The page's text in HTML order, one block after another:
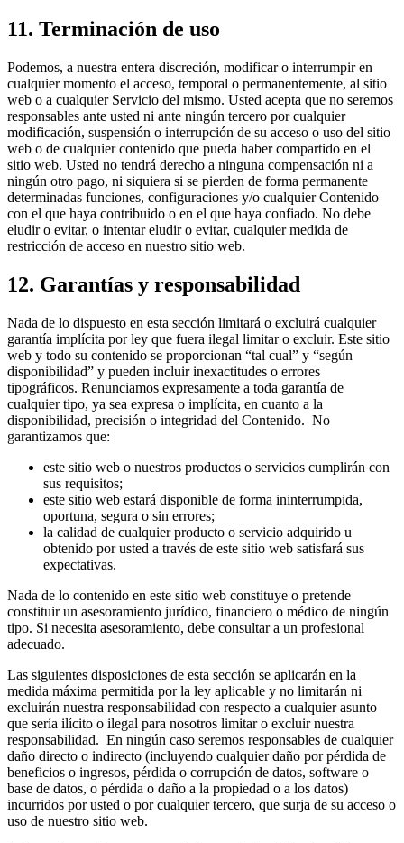
11. Terminación de uso
Podemos, a nuestra entera discreción, modificar o interrumpir en
cualquier momento el acceso, temporal o permanentemente, al sitio
web o a cualquier Servicio del mismo. Usted acepta que no seremos
responsables ante usted ni ante ningún tercero por cualquier
modificación, suspensión o interrupción de su acceso o uso del sitio
web o de cualquier contenido que pueda haber compartido en el
sitio web. Usted no tendrá derecho a ninguna compensación ni a
ningún otro pago, ni siquiera si se pierden de forma permanente
determinadas funciones, configuraciones y/o cualquier Contenido
con el que haya contribuido o en el que haya confiado. No debe
eludir o evitar, o intentar eludir o evitar, cualquier medida de
restricción de acceso en nuestro sitio web.
12. Garantías y responsabilidad
Nada de lo dispuesto en esta sección limitará o excluirá cualquier
garantía implícita por ley que fuera ilegal limitar o excluir. Este sitio
web y todo su contenido se proporcionan “tal cual” y “según
disponibilidad” y pueden incluir inexactitudes o errores
tipográficos. Renunciamos expresamente a toda garantía de
cualquier tipo, ya sea expresa o implícita, en cuanto a la
disponibilidad, precisión o integridad del Contenido. No
garantizamos que:
este sitio web o nuestros productos o servicios cumplirán con
sus requisitos;
este sitio web estará disponible de forma ininterrumpida,
oportuna, segura o sin errores;
la calidad de cualquier producto o servicio adquirido u
obtenido por usted a través de este sitio web satisfará sus
expectativas.
Nada de lo contenido en este sitio web constituye o pretende
constituir un asesoramiento jurídico, financiero o médico de ningún
tipo. Si necesita asesoramiento, debe consultar a un profesional
adecuado.
Las siguientes disposiciones de esta sección se aplicarán en la
medida máxima permitida por la ley aplicable y no limitarán ni
excluirán nuestra responsabilidad con respecto a cualquier asunto
que sería ilícito o ilegal para nosotros limitar o excluir nuestra
responsabilidad. En ningún caso seremos responsables de cualquier
daño directo o indirecto (incluyendo cualquier daño por pérdida de
beneficios o ingresos, pérdida o corrupción de datos, software o
base de datos, o pérdida o daño a la propiedad o a los datos)
incurridos por usted o por cualquier tercero, que surja de su acceso o
uso de nuestro sitio web.